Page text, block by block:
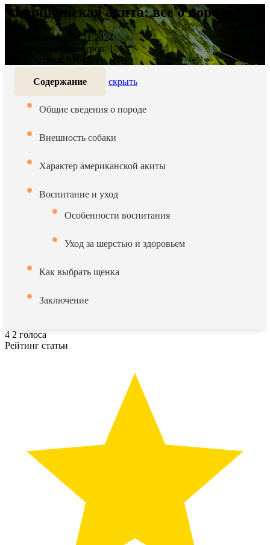
Американская акита: все о породе
Опубликовано: 20.11.2024
Количество просмотров: 101
Время чтения: 6 минут
Содержание скрыть
Общие сведения о породе
Внешность собаки
Характер американской акиты
Воспитание и уход
Особенности воспитания
Уход за шерстью и здоровьем
Как выбрать щенка
Заключение
4 2 голоса
Рейтинг статьи